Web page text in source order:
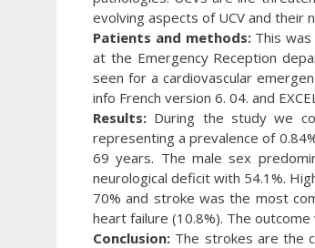
evolving aspects of UCV and their
Patients and methods:This was
at the Emergency Reception
seen for a cardiovascular
info French version 6. 04. and
Results: During the study we
representing a prevalence of
69 years. The male sex
neurological deficit with 54.1%.
70% and stroke was the most
heart failure (10.8%). The
Conclusion: The strokes are the